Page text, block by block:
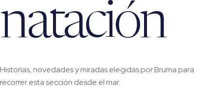
natación
Historias, novedades y miradas elegidas por Bruma para
recorrer esta sección desde el mar.